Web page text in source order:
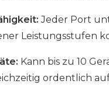
Jeder Port
Leistungsstufen
Kann bis zu 10
ordentlich